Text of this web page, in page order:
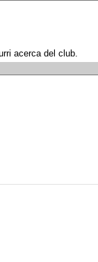
acerca del club.